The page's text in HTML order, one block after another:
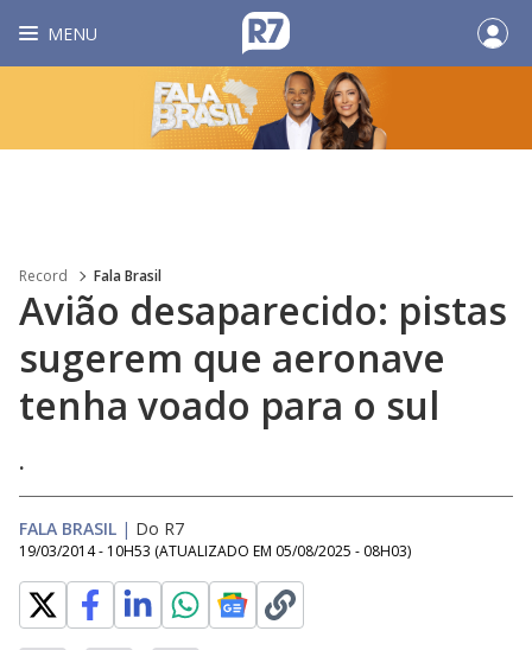
MENU
Record Fala Brasil
Avião desaparecido: pistas
sugerem que aeronave
tenha voado para o sul
.
FALA BRASIL | Do R7
19/03/2014 - 10H53 (ATUALIZADO EM 05/08/2025 - 08H03)